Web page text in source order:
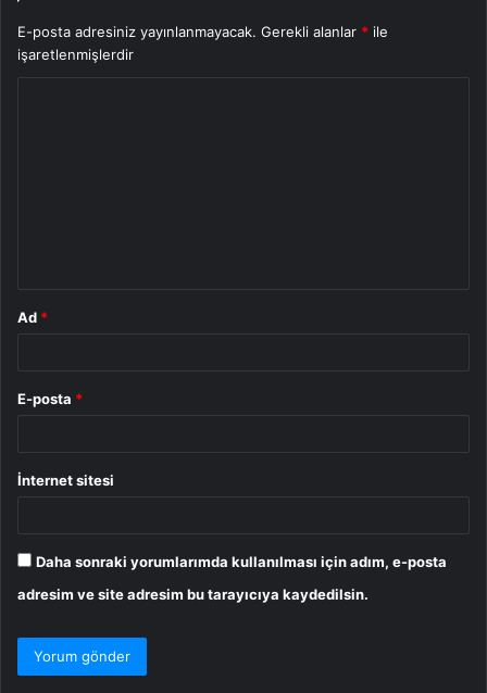
E-posta adresiniz yayınlanmayacak. Gerekli alanlar * ile
işaretlenmişlerdir
Ad *
E-posta *
İnternet sitesi
Daha sonraki yorumlarımda kullanılması için adım, e-posta
adresim ve site adresim bu tarayıcıya kaydedilsin.